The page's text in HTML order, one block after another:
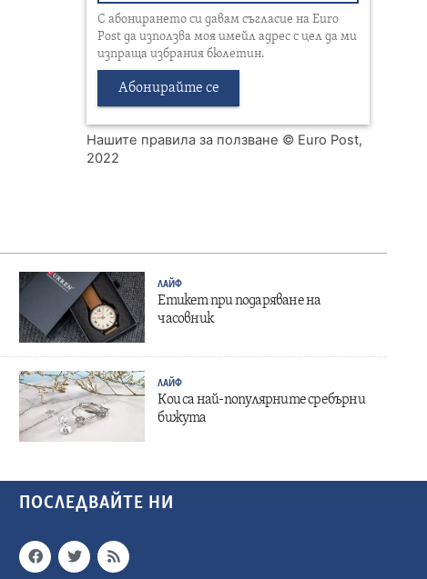
С абонирането си давам съгласие на Euro
Post да използва моя имейл адрес с цел да ми
изпраща избрания бюлетин.
Абонирайте се
Нашите правила за ползване © Euro Post,
2022
ЛАЙФ
Етикет при подаряване на
часовник
ЛАЙФ
Кои са най-популярните сребърни
бижута
ПОСЛЕДВАЙТЕ НИ